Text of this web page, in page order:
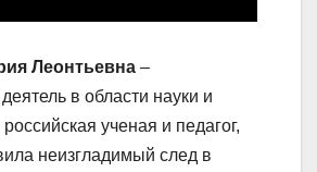
Леонтьевна –
в области науки и
ученая и педагог,
неизгладимый след в